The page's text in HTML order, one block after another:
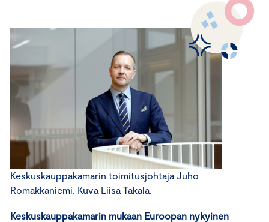
Keskuskauppakamarin toimitusjohtaja Juho
Romakkaniemi. Kuva Liisa Takala.
Keskuskauppakamarin mukaan Euroopan nykyinen